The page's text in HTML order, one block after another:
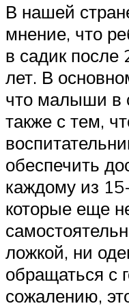
В нашей
мнение, что
в садик
лет. В
что малыши в
также с тем,
обеспечить
каждому из
которые еще
ложкой, ни
обращаться с
сожалению,